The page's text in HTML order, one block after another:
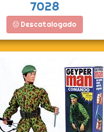
7028
Descatalogado